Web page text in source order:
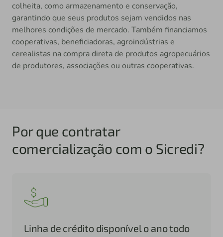
colheita, como armazenamento e conservação,
garantindo que seus produtos sejam vendidos nas
melhores condições de mercado. Também financiamos
cooperativas, beneficiadoras, agroindústrias e
cerealistas na compra direta de produtos agropecuários
de produtores, associações ou outras cooperativas.
Por que contratar
comercialização com o Sicredi?
Linha de crédito disponível o ano todo